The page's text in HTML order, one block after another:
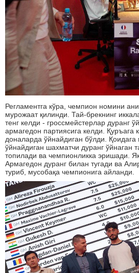
Регламентга кўра, чемпион номини
мурожаат қилинди. Тай-брекнинг
тенг келди - гроссмейстерлар дуранг
армагедон партиясига келди. Қуръага
доналарда ўйнайдиган бўлди.
ўйнайдиган шахматчи дуранг ўйнаган
топилади ва чемпионликка эришади.
Армагедон дуранг билан тугади ва
туриб, мусобақа чемпионига айланди.